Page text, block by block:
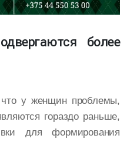
более
что у женщин проблемы,
гораздо раньше,
для формирования